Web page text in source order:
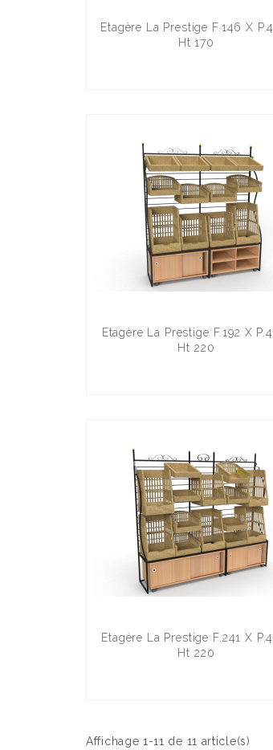
Etagère La Prestige F.146 X
Ht 170
Etagère La Prestige F.192 X
Ht 220
Etagère La Prestige F.241 X
Ht 220
Affichage 1-11 de 11 article(s)